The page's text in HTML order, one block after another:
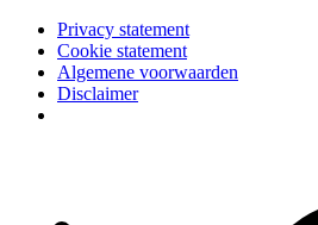
Privacy statement
Cookie statement
Algemene voorwaarden
Disclaimer